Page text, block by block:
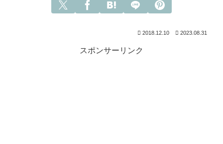
2018.12.10 2023.08.31
スポンサーリンク